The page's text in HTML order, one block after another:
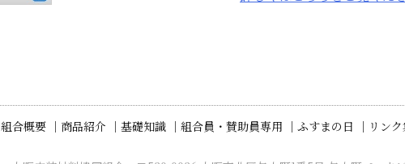
組合概要 ｜ 商品紹介 ｜ 基礎知識 ｜ 組合員・賛助員専用 ｜ ふすまの日 ｜ リン